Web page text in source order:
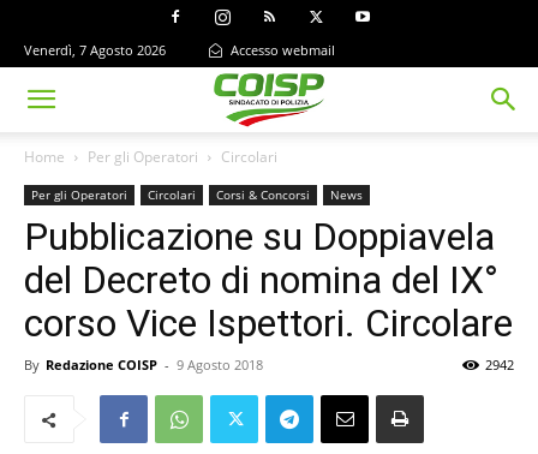
Venerdì, 7 Agosto 2026 Accesso webmail
Home Per gli Operatori Circolari
Per gli Operatori Circolari Corsi & Concorsi News
Pubblicazione su Doppiavela
del Decreto di nomina del IX°
corso Vice Ispettori. Circolare
By Redazione COISP - 9 Agosto 2018 2942